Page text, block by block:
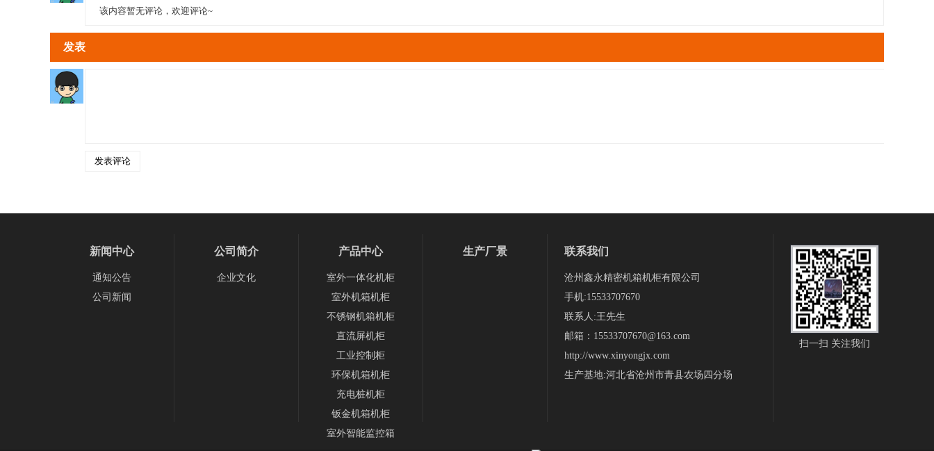
该内容暂无评论，欢迎评论~
发表
新闻中心
通知公告
公司新闻
公司简介
企业文化
产品中心
室外一体化机柜
室外机箱机柜
不锈钢机箱机柜
直流屏机柜
工业控制柜
环保机箱机柜
充电桩机柜
钣金机箱机柜
室外智能监控箱
生产厂景 联系我们
沧州鑫永精密机箱机柜有限公司
手机:15533707670
联系人:王先生
邮箱：15533707670@163.com
http://www.xinyongjx.com
生产基地:河北省沧州市青县农场四分场
扫一扫 关注我们